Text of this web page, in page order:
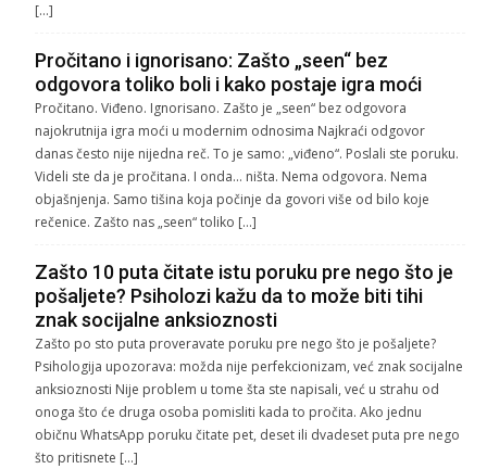
[…]
Pročitano i ignorisano: Zašto „seen“ bez
odgovora toliko boli i kako postaje igra moći
Pročitano. Viđeno. Ignorisano. Zašto je „seen“ bez odgovora
najokrutnija igra moći u modernim odnosima Najkraći odgovor
danas često nije nijedna reč. To je samo: „viđeno“. Poslali ste poruku.
Videli ste da je pročitana. I onda… ništa. Nema odgovora. Nema
objašnjenja. Samo tišina koja počinje da govori više od bilo koje
rečenice. Zašto nas „seen“ toliko […]
Zašto 10 puta čitate istu poruku pre nego što je
pošaljete? Psiholozi kažu da to može biti tihi
znak socijalne anksioznosti
Zašto po sto puta proveravate poruku pre nego što je pošaljete?
Psihologija upozorava: možda nije perfekcionizam, već znak socijalne
anksioznosti Nije problem u tome šta ste napisali, već u strahu od
onoga što će druga osoba pomisliti kada to pročita. Ako jednu
običnu WhatsApp poruku čitate pet, deset ili dvadeset puta pre nego
što pritisnete […]